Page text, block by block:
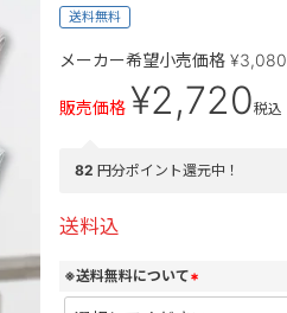
送料無料
メーカー希望小売価格 ¥3,080
販売価格 ¥2,720税込
82 円分ポイント還元中！
送料込
※送料無料について
(